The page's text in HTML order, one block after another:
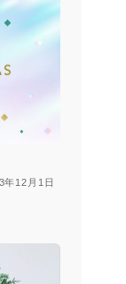
年12月1日